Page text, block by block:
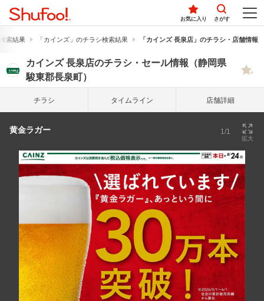
お気に入り さがす
索結果 「カインズ」のチラシ検索結果 「カインズ 長泉店」のチラシ・店舗情報
カインズ 長泉店のチラシ・セール情報（静岡県
駿東郡長泉町）
チラシ タイム ライン 店舗詳細
黄金ラガー 1/1
拡大